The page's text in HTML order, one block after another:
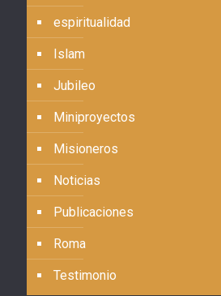
espiritualidad
Islam
Jubileo
Miniproyectos
Misioneros
Noticias
Publicaciones
Roma
Testimonio